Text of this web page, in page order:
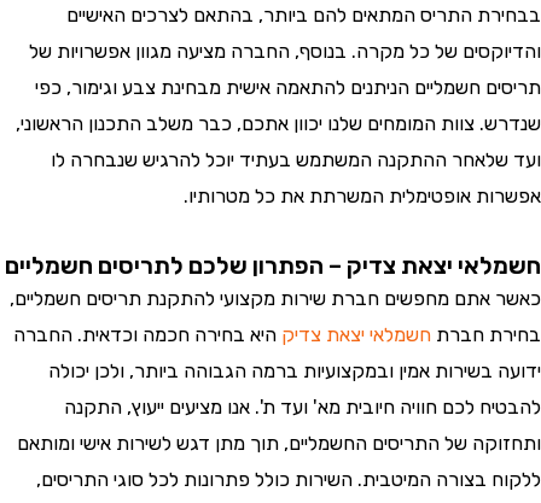
התריס המתאים להם ביותר, בהתאם לצרכים האישיים
של כל מקרה. בנוסף, החברה מציעה מגוון אפשרויות של
חשמליים הניתנים להתאמה אישית מבחינת צבע וגימור, כפי
צוות המומחים שלנו יכוון אתכם, כבר משלב התכנון הראשוני,
ההתקנה המשתמש בעתיד יוכל להרגיש שנבחרה לו
אופטימלית המשרתת את כל מטרותיו.
יצאת צדיק – הפתרון שלכם לתריסים חשמליים
מחפשים חברת שירות מקצועי להתקנת תריסים חשמליים,
חברתחשמלאי יצאת צדיק היא בחירה חכמה וכדאית. החברה
בשירות אמין ובמקצועיות ברמה הגבוהה ביותר, ולכן יכולה
לכם חוויה חיובית מא' ועד ת'. אנו מציעים ייעוץ, התקנה
של התריסים החשמליים, תוך מתן דגש לשירות אישי ומותאם
בצורה המיטבית. השירות כולל פתרונות לכל סוגי התריסים,